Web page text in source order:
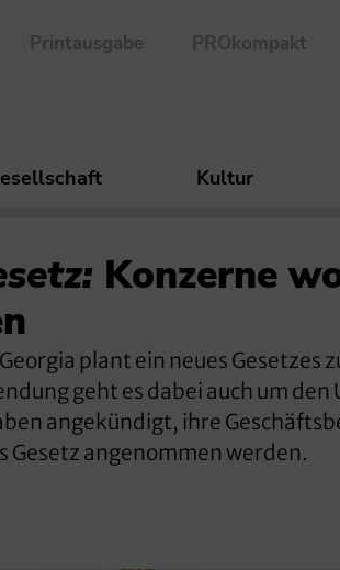
Printausgabe PROkompakt
Kultur
Konzerne
plant ein neues Gesetzes
geht es dabei auch um
angekündigt, ihre
Gesetz angenommen werden.